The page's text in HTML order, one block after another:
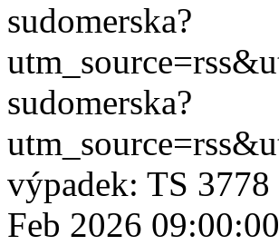
sudomerska?
sudomerska?
výpadek: TS
Feb 2026